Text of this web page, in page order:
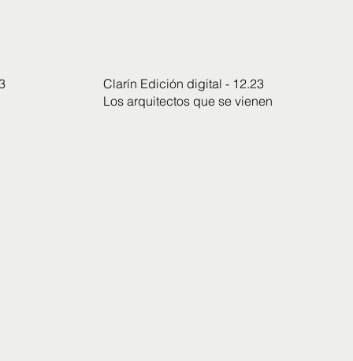
Clarín Edición digital - 12.23
Los arquitectos que se vienen